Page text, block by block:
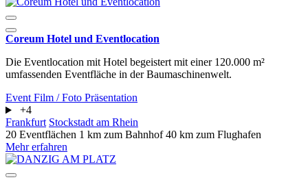
Coreum Hotel und Eventlocation
Die Eventlocation mit Hotel begeistert mit einer 120.000 m²
umfassenden Eventfläche in der Baumaschinenwelt.
Event Film / Foto Präsentation
+4
Frankfurt Stockstadt am Rhein
20 Eventflächen 1 km zum Bahnhof40 km zum Flughafen
Mehr erfahren